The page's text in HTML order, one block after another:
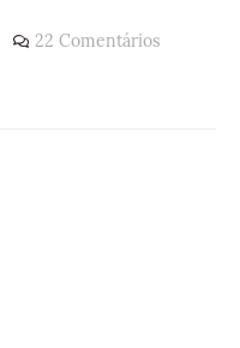
22 Comentários